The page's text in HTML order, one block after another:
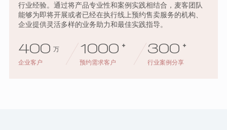
行业经验。通过将产品专业性和案例实践相结合，麦客团队
能够为即将开展或者已经在执行线上预约售卖服务的机构、
企业提供灵活多样的业务助力和最佳实践指导。
400 万
企业客户
1000 +
预约需求客户
300 +
行业案例分享